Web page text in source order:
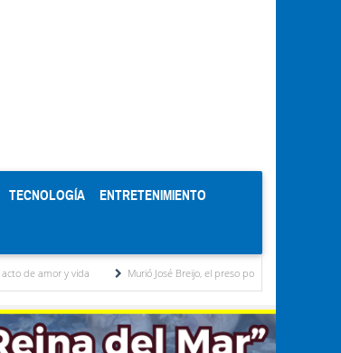
TECNOLOGÍA ENTRETENIMIENTO
Murió José Breijo, el preso político uruguayo-venezolano bajo arresto